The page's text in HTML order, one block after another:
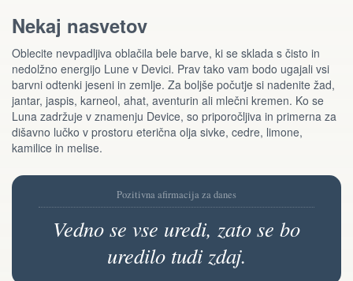
Nekaj nasvetov
Oblecite nevpadljiva oblačila bele barve, ki se sklada s čisto in
nedolžno energijo Lune v Devici. Prav tako vam bodo ugajali vsi
barvni odtenki jeseni in zemlje. Za boljše počutje si nadenite žad,
jantar, jaspis, karneol, ahat, aventurin ali mlečni kremen. Ko se
Luna zadržuje v znamenju Device, so priporočljiva in primerna za
dišavno lučko v prostoru eterična olja sivke, cedre, limone,
kamilice in melise.
Pozitivna afirmacija za danes
Vedno se vse uredi, zato se bo
uredilo tudi zdaj.